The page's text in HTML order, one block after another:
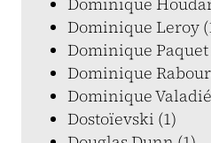
Dominique Leroy
Dominique Paquet
Dominique
Dominique
Dostoïevski (1)